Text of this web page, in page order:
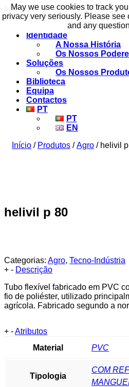
build to flow.
Identidade
A Nossa História
Os Nossos
Soluções
Os Nossos
Biblioteca
Equipa
Contactos
PT
PT
EN
Início / Produtos /Agro / helivil
helivil p 80
Categorias: Agro, Tecno-Indústria
+ - Descrição
Tubo flexível fabricado em PVC
fio de poliéster, utilizado
agrícola. Fabricado segundo a
+ -Atributos
Material
PVC
Tipologia
COM
May we use cookies to track
privacy very seriously. Please
and any
May we use cookies to track
privacy very seriously. Please
and any